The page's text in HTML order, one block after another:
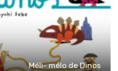
Méli- mélo de Dinos